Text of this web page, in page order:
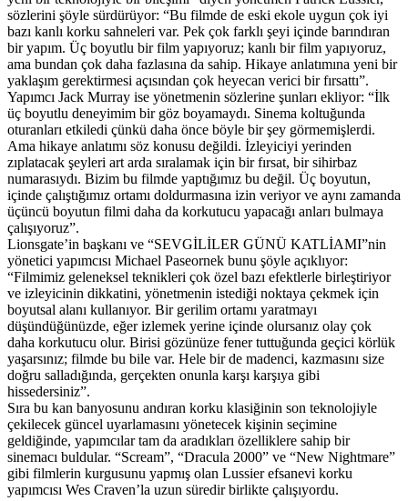
sözlerini şöyle sürdürüyor: “Bu filmde de eski ekole uygun çok iyi
bazı kanlı korku sahneleri var. Pek çok farklı şeyi içinde barındıran
bir yapım. Üç boyutlu bir film yapıyoruz; kanlı bir film yapıyoruz,
ama bundan çok daha fazlasına da sahip. Hikaye anlatımına yeni bir
yaklaşım gerektirmesi açısından çok heyecan verici bir fırsattı”.
Yapımcı Jack Murray ise yönetmenin sözlerine şunları ekliyor: “İlk
üç boyutlu deneyimim bir göz boyamaydı. Sinema koltuğunda
oturanları etkiledi çünkü daha önce böyle bir şey görmemişlerdi.
Ama hikaye anlatımı söz konusu değildi. İzleyiciyi yerinden
zıplatacak şeyleri art arda sıralamak için bir fırsat, bir sihirbaz
numarasıydı. Bizim bu filmde yaptığımız bu değil. Üç boyutun,
içinde çalıştığımız ortamı doldurmasına izin veriyor ve aynı zamanda
üçüncü boyutun filmi daha da korkutucu yapacağı anları bulmaya
çalışıyoruz”.
Lionsgate’in başkanı ve “SEVGİLİLER GÜNÜ KATLİAMI”nin
yönetici yapımcısı Michael Paseornek bunu şöyle açıklıyor:
“Filmimiz geleneksel teknikleri çok özel bazı efektlerle birleştiriyor
ve izleyicinin dikkatini, yönetmenin istediği noktaya çekmek için
boyutsal alanı kullanıyor. Bir gerilim ortamı yaratmayı
düşündüğünüzde, eğer izlemek yerine içinde olursanız olay çok
daha korkutucu olur. Birisi gözünüze fener tuttuğunda geçici körlük
yaşarsınız; filmde bu bile var. Hele bir de madenci, kazmasını size
doğru salladığında, gerçekten onunla karşı karşıya gibi
hissedersiniz”.
Sıra bu kan banyosunu andıran korku klasiğinin son teknolojiyle
çekilecek güncel uyarlamasını yönetecek kişinin seçimine
geldiğinde, yapımcılar tam da aradıkları özelliklere sahip bir
sinemacı buldular. “Scream”, “Dracula 2000” ve “New Nightmare”
gibi filmlerin kurgusunu yapmış olan Lussier efsanevi korku
yapımcısı Wes Craven’la uzun süredir birlikte çalışıyordu.